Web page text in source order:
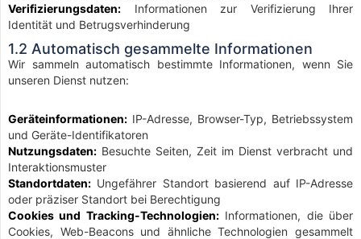
Verifizierungsdaten: Informationen zur Verifizierung Ihrer
Identität und Betrugsverhinderung
1.2 Automatisch gesammelte Informationen
Wir sammeln automatisch bestimmte Informationen, wenn Sie
unseren Dienst nutzen:
Geräteinformationen: IP-Adresse, Browser-Typ, Betriebssystem
und Geräte-Identifikatoren
Nutzungsdaten: Besuchte Seiten, Zeit im Dienst verbracht und
Interaktionsmuster
Standortdaten: Ungefährer Standort basierend auf IP-Adresse
oder präziser Standort bei Berechtigung
Cookies und Tracking-Technologien:Informationen, die über
Cookies, Web-Beacons und ähnliche Technologien gesammelt